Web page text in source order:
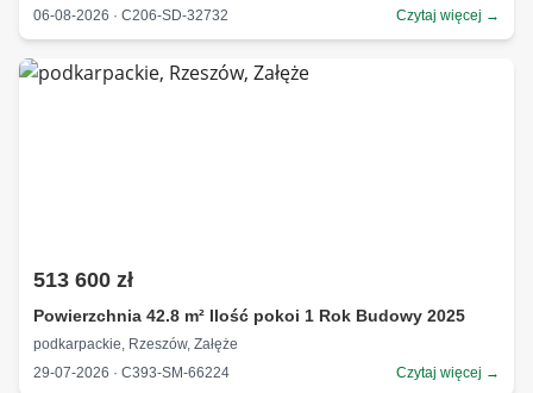
06-08-2026 · C206-SD-32732
Czytaj więcej →
513 600 zł
Powierzchnia 42.8 m² Ilość pokoi 1 Rok Budowy 2025
podkarpackie, Rzeszów, Załęże
29-07-2026 · C393-SM-66224
Czytaj więcej →